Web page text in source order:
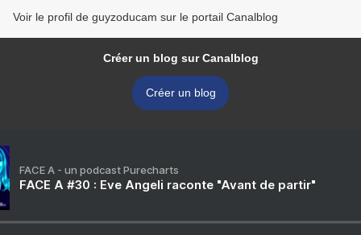
Voir le profil de guyzoducam sur le portail Canalblog
Créer un blog sur Canalblog
Créer un blog
FACE A - un podcast Purecharts
FACE A #30 : Eve Angeli raconte "Avant de partir"